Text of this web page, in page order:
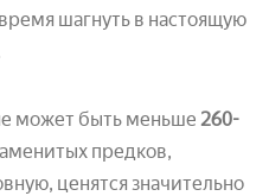
шагнуть в настоящую
может быть меньше 260-
предков,
ценятся значительно